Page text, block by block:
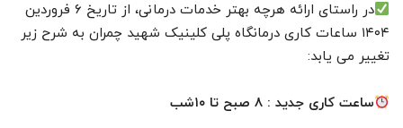
در‌ راستای ارائه هرچه بهتر خدمات درمانی، از تاریخ ۶ فروردین
۱۴۰۴ ساعات کاری درمانگاه پلی کلینیک شهید چمران به شرح زیر
تغییر می یابد:
ساعت کاری جدید : ۸ صبح تا ۱۰شب